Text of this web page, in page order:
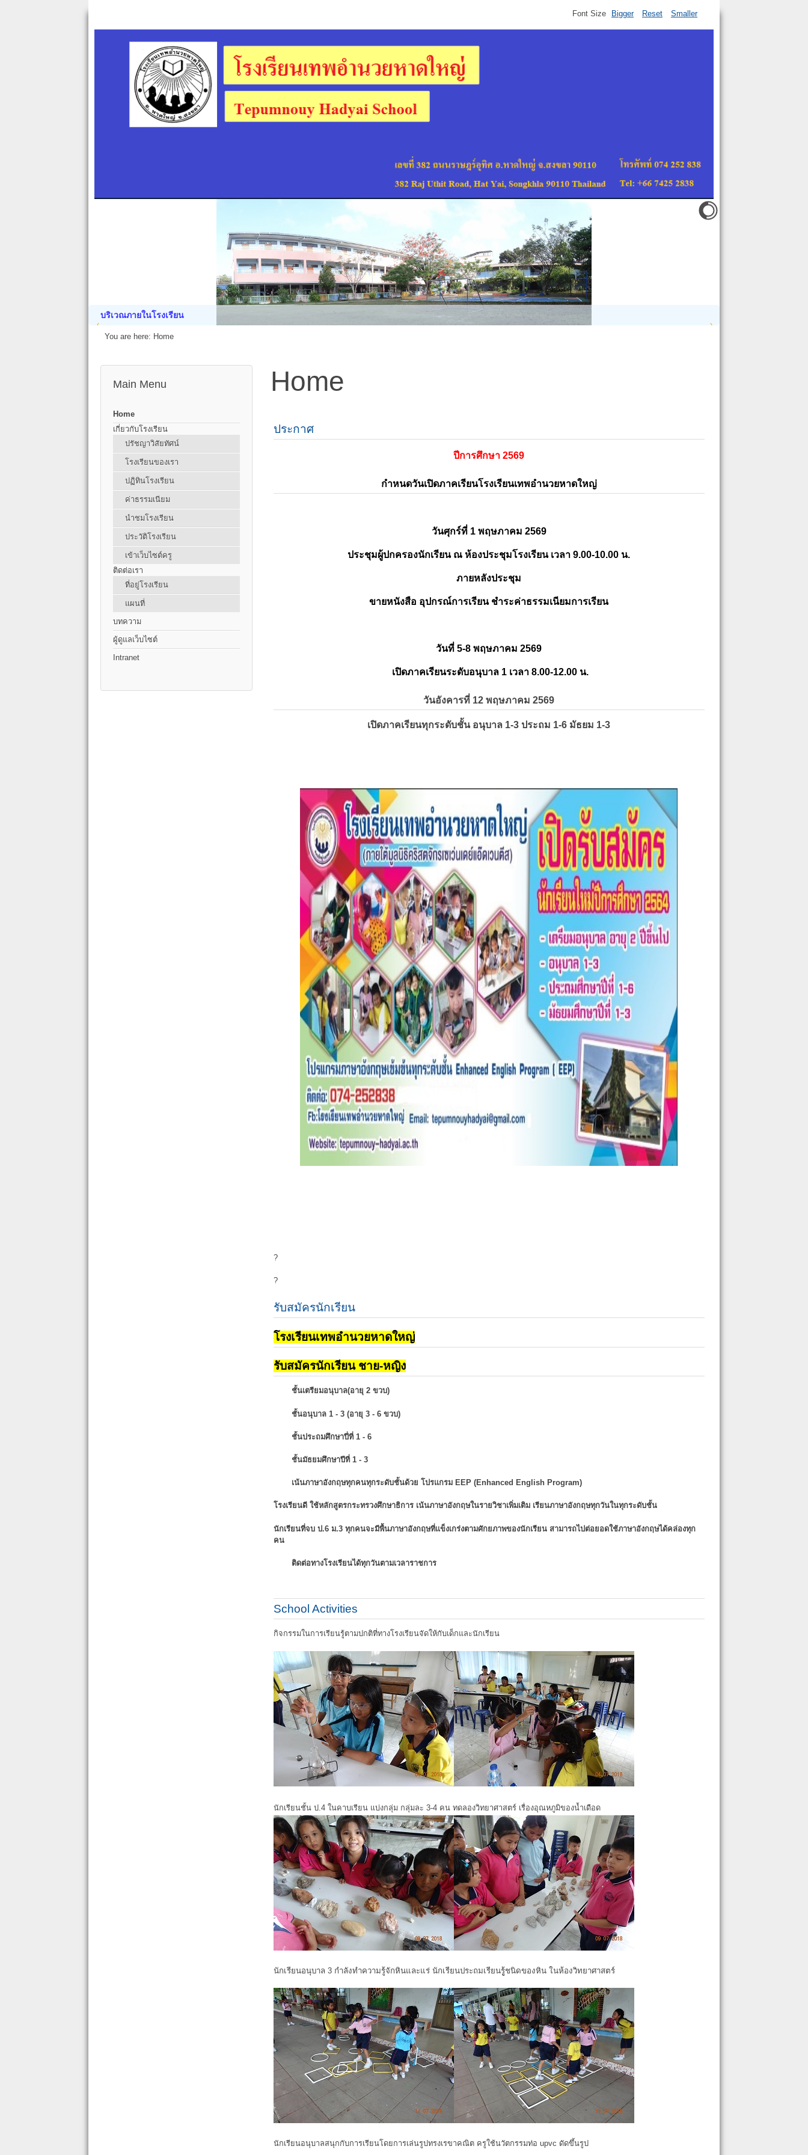
บริเวณภายในโรงเรียน
Font Size Bigger Reset Smaller
You are here: Home
Main Menu
Home
เกี่ยวกับโรงเรียน
ปรัชญาวิสัยทัศน์
โรงเรียนของเรา
ปฏิทินโรงเรียน
ค่าธรรมเนียม
นำชมโรงเรียน
ประวัติโรงเรียน
เข้าเว็บไซต์ครู
ติดต่อเรา
ที่อยู่โรงเรียน
แผนที่
บทความ
ผู้ดูแลเว็บไซต์
Intranet
Home
ประกาศ
ปีการศึกษา 2569
กำหนดวันเปิดภาคเรียนโรงเรียนเทพอำนวยหาดใหญ่
วันศุกร์ที่ 1 พฤษภาคม 2569
ประชุมผู้ปกครองนักเรียน ณ ห้องประชุมโรงเรียน เวลา 9.00-10.00 น.
ภายหลังประชุม
ขายหนังสือ อุปกรณ์การเรียน ชำระค่าธรรมเนียมการเรียน
วันที่ 5-8 พฤษภาคม 2569
เปิดภาคเรียนระดับอนุบาล 1 เวลา 8.00-12.00 น.
วันอังคารที่ 12 พฤษภาคม 2569
เปิดภาคเรียนทุกระดับชั้น อนุบาล 1-3 ประถม 1-6 มัธยม 1-3
?
?
รับสมัครนักเรียน
โรงเรียนเทพอำนวยหาดใหญ่
รับสมัครนักเรียน ชาย-หญิง
ชั้นเตรียมอนุบาล(อายุ 2 ขวบ)
ชั้นอนุบาล 1 - 3 (อายุ 3 - 6 ขวบ)
ชั้นประถมศึกษาปี่ที่ 1 - 6
ชั้นมัธยมศึกษาปีที่ 1 - 3
เน้นภาษาอังกฤษทุกคนทุกระดับชั้นด้วย โปรแกรม EEP (Enhanced English Program)
โรงเรียนดี ใช้หลักสูตรกระทรวงศึกษาธิการ เน้นภาษาอังกฤษในรายวิชาเพิ่มเติม เรียนภาษาอังกฤษทุกวันในทุกระดับชั้น
นักเรียนที่จบ ป.6 ม.3 ทุกคนจะมีพื้นภาษาอังกฤษที่แข็งเกร่งตามศักยภาพของนักเรียน สามารถไปต่อยอดใช้ภาษาอังกฤษได้คล่องทุก
คน
ติดต่อทางโรงเรียนได้ทุกวันตามเวลาราชการ
School Activities
กิจกรรมในการเรียนรู้ตามปกติที่ทางโรงเรียนจัดให้กับเด็กและนักเรียน
นักเรียนชั้น ป.4 ในคาบเรียน แบ่งกลุ่ม กลุ่มละ 3-4 คน ทดลองวิทยาศาสตร์ เรื่องอุณหภูมิของน้ำเดือด
นักเรียนอนุบาล 3 กำลังทำความรู้จักหินและแร่ นักเรียนประถมเรียนรูู้ชนิดของหิน ในห้องวิทยาศาสตร์
นักเรียนอนุบาลสนุกกับการเรียนโดยการเล่นรูปทรงเรขาคณิต ครูใช้นวัตกรรมท่อ upvc ดัดขึ้นรูป